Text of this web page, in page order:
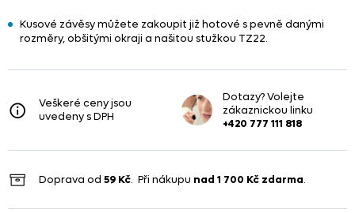
Kusové závěsy můžete zakoupit již hotové s pevně danými
rozměry, obšitými okraji a našitou stužkou TZ22.
Veškeré ceny jsou
uvedeny s DPH
Dotazy? Volejte
zákaznickou linku
+420 777 111 818
Doprava od 59 Kč. Při nákupu nad 1 700 Kč zdarma.